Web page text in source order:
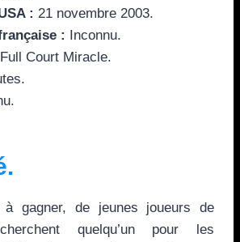
: 21 novembre 2003.
: Inconnu.
Full Court Miracle.
gagner, de jeunes joueurs de
quelqu’un pour les